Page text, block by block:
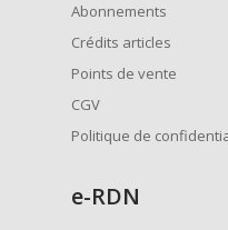
Abonnements
Crédits articles
Points de vente
CGV
Politique de
e-RDN